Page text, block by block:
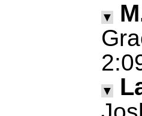
▼
▼